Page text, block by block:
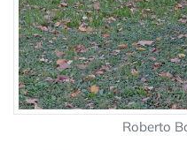
Roberto